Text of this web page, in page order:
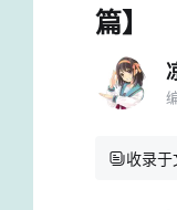
篇】
收录于